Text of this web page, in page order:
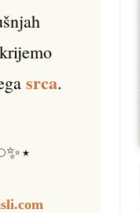
srca.